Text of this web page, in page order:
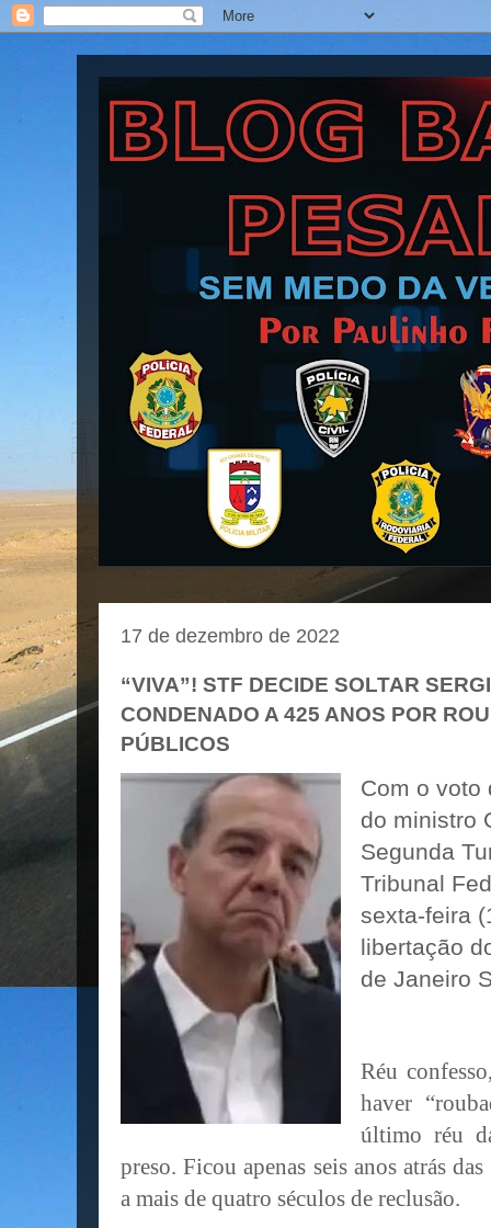
Blog Barra Pesada
17 de dezembro de 2022
“VIVA”! STF DECIDE SOLTAR
CONDENADO A 425 ANOS POR
PÚBLICOS
Com o voto
do ministro
Segunda
Tribunal
sexta-feira
libertação
de Janeiro
Réu
haver
último réu
preso. Ficou apenas seis anos atrás
a mais de quatro séculos de reclusão.